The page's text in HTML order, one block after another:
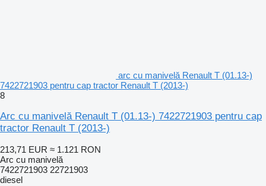
arc cu manivelă Renault T (01.13-)
7422721903 pentru cap tractor Renault T (2013-)
8
Arc cu manivelă Renault T (01.13-) 7422721903 pentru cap
tractor Renault T (2013-)
213,71 EUR ≈ 1.121 RON
Arc cu manivelă
7422721903 22721903
diesel